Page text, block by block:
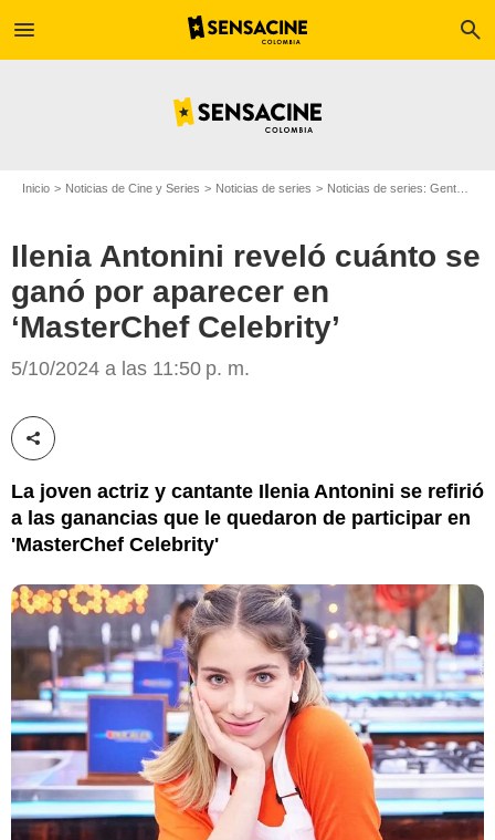
menu search
Inicio Noticias de Cine y Series Noticias de series Noticias de series: Gente
Ilenia Antonini reveló cuánto se
ganó por aparecer en
‘MasterChef Celebrity’
5/10/2024 a las 11:50 p. m.
Compartir esta noticia
La joven actriz y cantante Ilenia Antonini se refirió
a las ganancias que le quedaron de participar en
'MasterChef Celebrity'
Canal RCN